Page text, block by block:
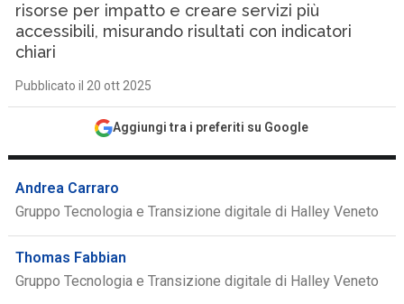
risorse per impatto e creare servizi più
accessibili, misurando risultati con indicatori
chiari
Pubblicato il 20 ott 2025
Aggiungi tra i preferiti su Google
Andrea Carraro
Gruppo Tecnologia e Transizione digitale di Halley Veneto
Thomas Fabbian
Gruppo Tecnologia e Transizione digitale di Halley Veneto